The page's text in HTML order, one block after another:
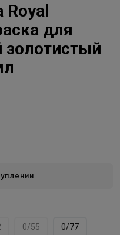
Royal
для
золотистый
0/55 0/77